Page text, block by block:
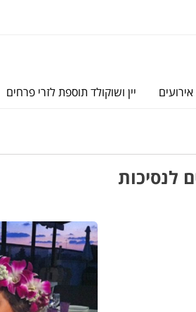
יין ושוקולד תוספת לזרי פרחים
לנסיכות